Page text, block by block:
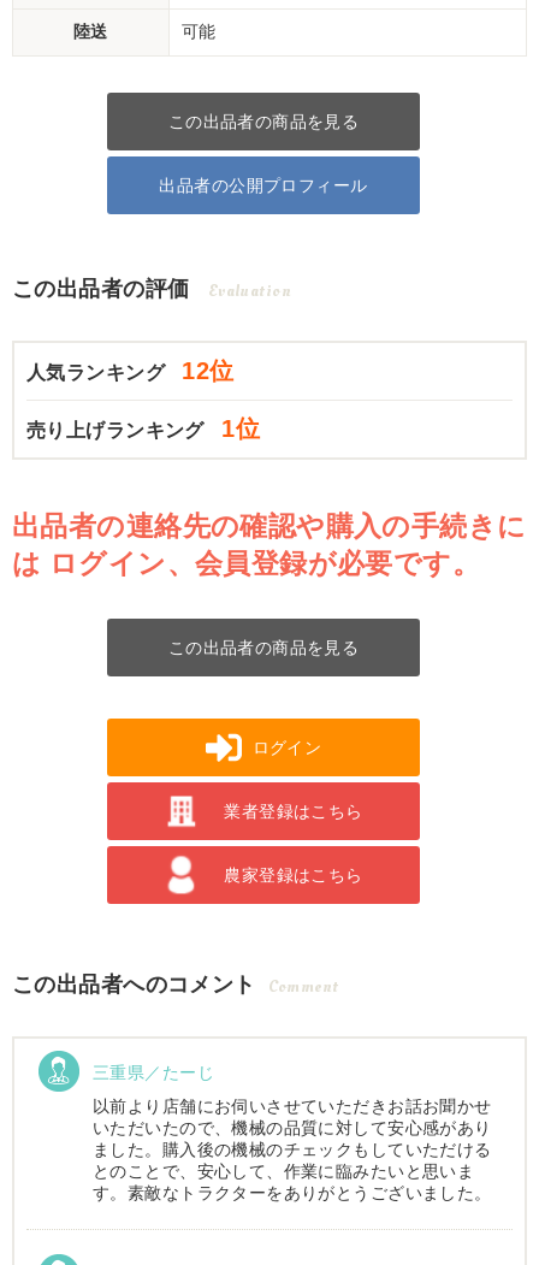
陸送 可能
この出品者の商品を見る
出品者の公開プロフィール
この出品者の評価 Evaluation
人気ランキング 12位
売り上げランキング 1位
出品者の連絡先の確認や購入の手続きに
は ログイン、会員登録が必要です。
この出品者の商品を見る
ログイン
業者登録はこちら
農家登録はこちら
この出品者へのコメント Comment
三重県／たーじ
以前より店舗にお伺いさせていただきお話お聞かせ
いただいたので、機械の品質に対して安心感があり
ました。購入後の機械のチェックもしていただける
とのことで、安心して、作業に臨みたいと思いま
す。素敵なトラクターをありがとうございました。